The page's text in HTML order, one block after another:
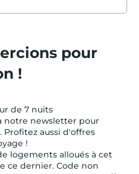
pour
!
de 7 nuits
notre newsletter pour
aussi d'offres
!
logements alloués à cet
ce dernier. Code non